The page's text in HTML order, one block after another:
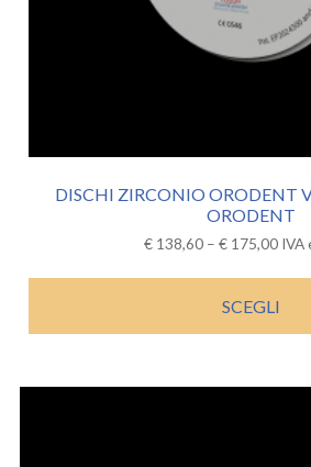
DISCHI ZIRCONIO ORODENT
ORODENT
€138,60– €175,00 IVA
SCEGLI